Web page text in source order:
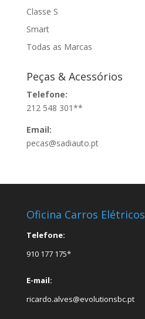
Classe S
Smart
Todas as Marcas
Peças & Acessórios
Telefone:
212 548 301**
Email:
pecas@sadiauto.pt
Oficina Carros Elétricos
Telefone:
910 177 175*
E-mail:
ricardo.alves@evolutionsbc.pt